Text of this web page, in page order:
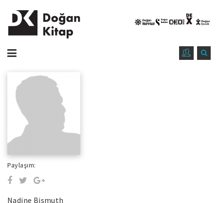
Paylaşım:
Nadine Bismuth